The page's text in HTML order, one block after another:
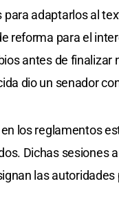
adaptarlos al
reforma para el
antes de
dio un senador
los reglamentos
Dichas sesiones
las